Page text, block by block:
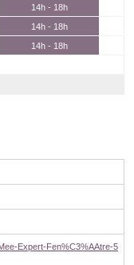
14h - 18h
14h - 18h
14h - 18h
Expert-Fen%C3%AAtre-5